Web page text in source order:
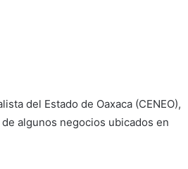
del Estado de Oaxaca (CENEO),
algunos negocios ubicados en